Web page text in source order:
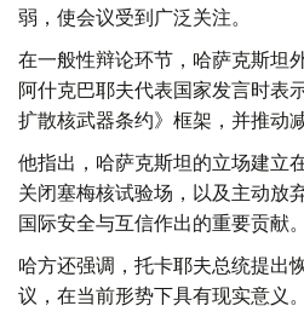
弱，使会议受到广泛关注。
在一般性辩论环节，哈萨克斯坦
阿什克巴耶夫代表国家发言时表
扩散核武器条约》框架，并推动
他指出，哈萨克斯坦的立场建立
关闭塞梅核试验场，以及主动放
国际安全与互信作出的重要贡献。
哈方还强调，托卡耶夫总统提出
议，在当前形势下具有现实意义。